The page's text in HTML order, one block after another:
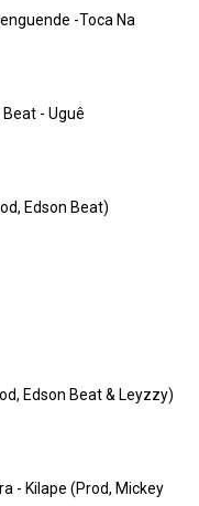
-Toca Na
- Uguê
Edson Beat)
Edson Beat & Leyzzy)
- Kilape (Prod, Mickey